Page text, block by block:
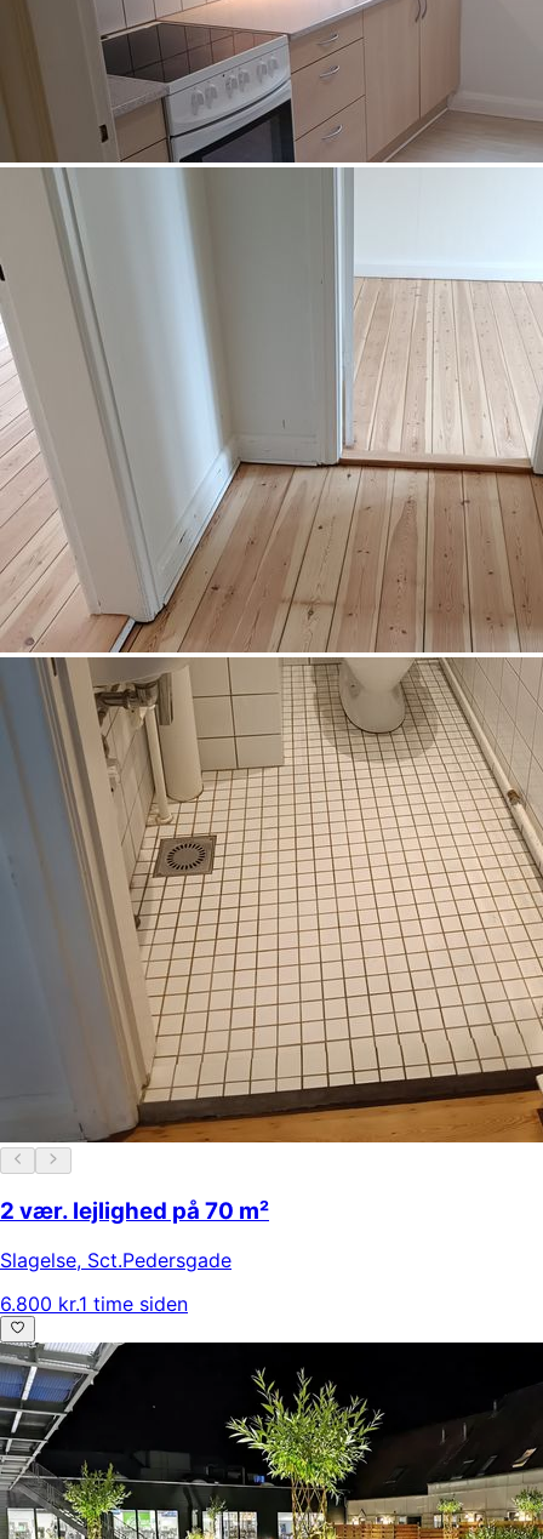
2 vær. lejlighed på 70 m²
Slagelse, Sct.Pedersgade
6.800 kr.1 time siden